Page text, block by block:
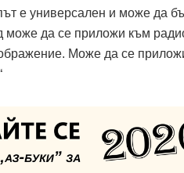
е универсален и може да
да се приложи към
Може да се